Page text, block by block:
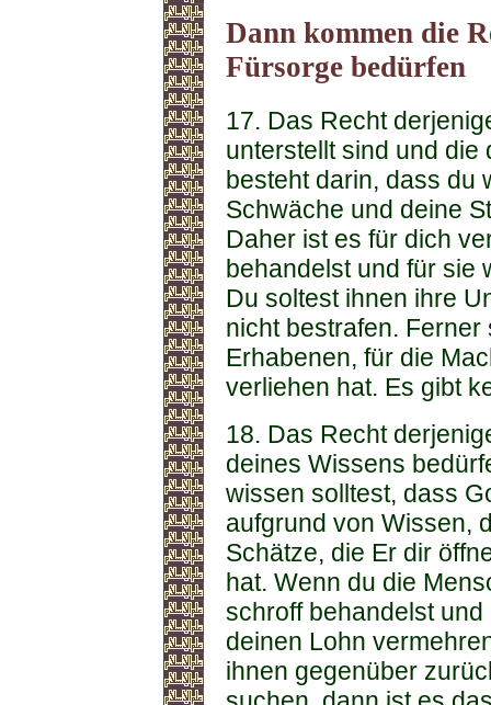
Dann kommen die
Fürsorge bedürfen
17. Das Recht
unterstellt sind und die
besteht darin, dass du
Schwäche und deine
Daher ist es für dich
behandelst und für sie
Du soltest ihnen ihre
nicht bestrafen. Ferner
Erhabenen, für die
verliehen hat. Es gibt
18. Das Recht
deines Wissens
wissen solltest, dass
aufgrund von Wissen,
Schätze, die Er dir
hat. Wenn du die
schroff behandelst
deinen Lohn
ihnen gegenüber